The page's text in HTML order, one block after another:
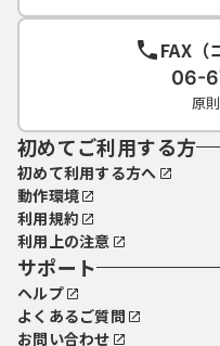
FAX（
06-
原
初めてご利用する方
初めて利用する方へ
動作環境
利用規約
利用上の注意
サポート
ヘルプ
よくあるご質問
お問い合わせ